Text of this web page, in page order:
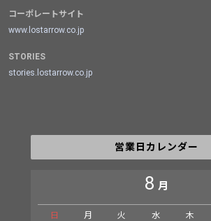
コーポレートサイト
www.lostarrow.co.jp
STORIES
stories.lostarrow.co.jp
営業日カレンダー
8 月
日 月 火 水 木